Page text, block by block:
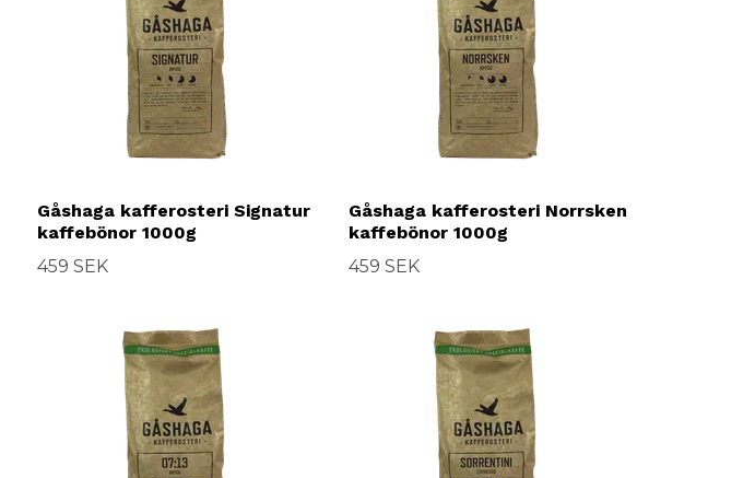
Gåshaga kafferosteri Signatur
kaffebönor 1000g
459 SEK
Gåshaga kafferosteri Norrsken
kaffebönor 1000g
459 SEK